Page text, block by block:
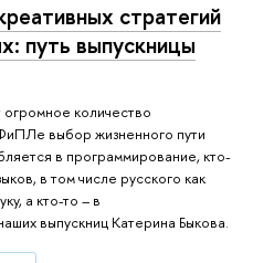
стратегий
путь выпускницы
количество
выбор жизненного пути
в программирование, кто-
в том числе русского как
а кто-то – в
выпускниц Катерина Быкова.